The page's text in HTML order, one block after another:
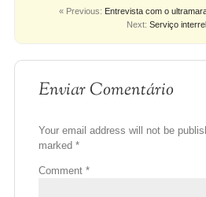
« Previous: Entrevista com o
Next:Serviço
Enviar Comentário
Your email address will not be
marked *
Comment *